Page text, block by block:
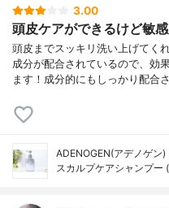
3.00
頭皮ケアができるけど敏
頭皮までスッキリ洗い上げてく
成分が配合されているので、効
ます！成分的にもしっかり配合
ADENOGEN(アデノゲン)
スカルプケアシャンプー